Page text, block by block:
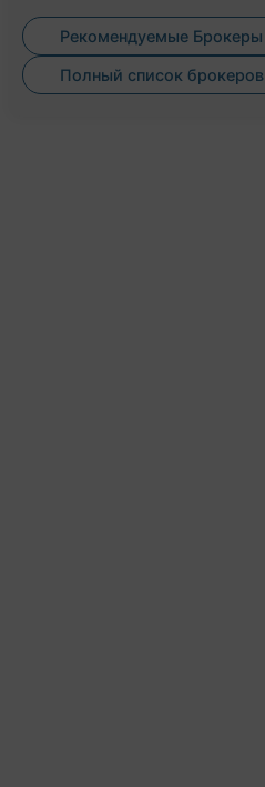
Рекомендуемые Брокеры
Полный список брокеров